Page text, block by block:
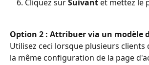
Cliquez sur Suivant et mettez le
Option 2 : Attribuer via un modèle
Utilisez ceci lorsque plusieurs
la même configuration de la page